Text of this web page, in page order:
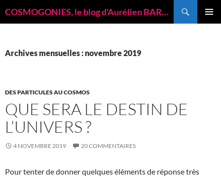
COSMOGONIES, le blog d'Aurélien BARRAU, astrophysicien
Archives mensuelles : novembre 2019
DES PARTICULES AU COSMOS
QUE SERA LE DESTIN DE
L’UNIVERS ?
4 NOVEMBRE 2019 20 COMMENTAIRES
Pour tenter de donner quelques éléments de réponse très